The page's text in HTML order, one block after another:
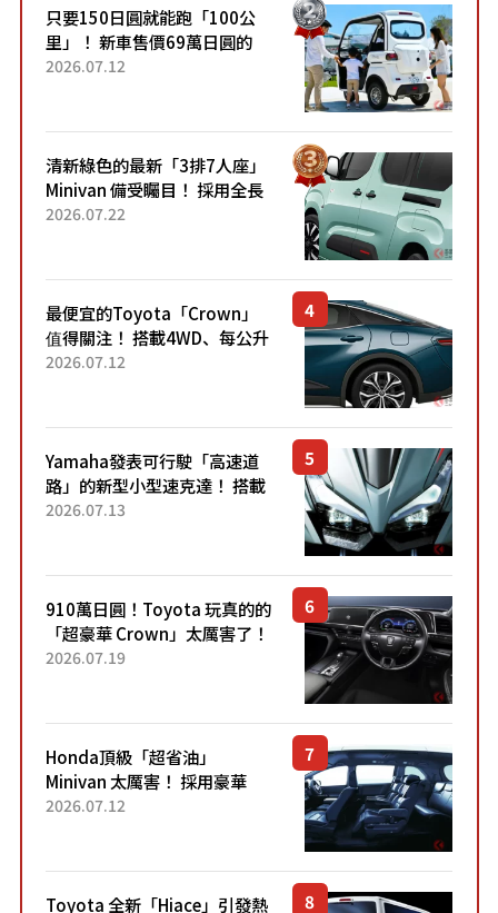
只要150日圓就能跑「100公
里」！ 新車售價69萬日圓的
「3人座」Trike大受歡迎！ 順
2026.07.12
清新綠色的最新「3排7人座」
Minivan 備受矚目！ 採用全長
4.7公尺剛剛好的車身尺寸與
2026.07.22
最便宜的Toyota「Crown」
值得關注！ 搭載4WD、每公升
22.4公里低油耗表現超亮眼！
2026.07.12
Yamaha發表可行駛「高速道
路」的新型小型速克達！ 搭載
能享受超強勁「渦輪感」的動
2026.07.13
910萬日圓！Toyota 玩真的的
「超豪華 Crown」太厲害了！
採用由「匠人技藝」打造的
2026.07.19
Honda頂級「超省油」
Minivan 太厲害！ 採用豪華
「真皮座椅」與專屬「黑色內
「三...
2026.07.12
Toyota 全新「Hiace」引發熱